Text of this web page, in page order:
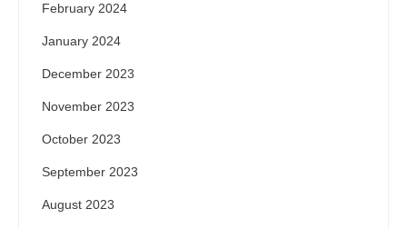
February 2024
January 2024
December 2023
November 2023
October 2023
September 2023
August 2023